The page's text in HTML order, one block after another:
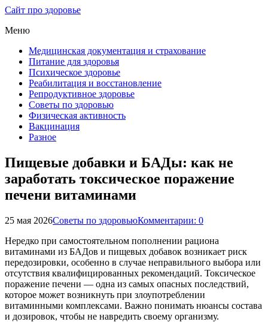
Сайт про здоровье
Меню
Медицинская документация и страхование
Питание для здоровья
Психическое здоровье
Реабилитация и восстановление
Репродуктивное здоровье
Советы по здоровью
Физическая активность
Вакцинация
Разное
Пищевые добавки и БАДы: как не
заработать токсическое поражение
печени витаминами
25 мая 2026Советы по здоровьюКомментарии: 0
Нередко при самостоятельном пополнении рациона
витаминами из БАДов и пищевых добавок возникает риск
передозировки, особенно в случае неправильного выбора или
отсутствия квалифицированных рекомендаций. Токсическое
поражение печени — одна из самых опасных последствий,
которое может возникнуть при злоупотреблении
витаминными комплексами. Важно понимать нюансы состава
и дозировок, чтобы не навредить своему организму.